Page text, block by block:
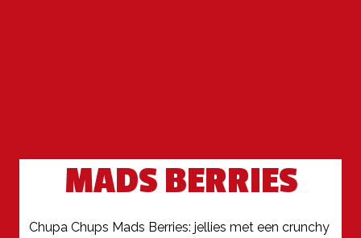
MADS BERRIES
Chupa Chups Mads Berries: jellies met een crunchy